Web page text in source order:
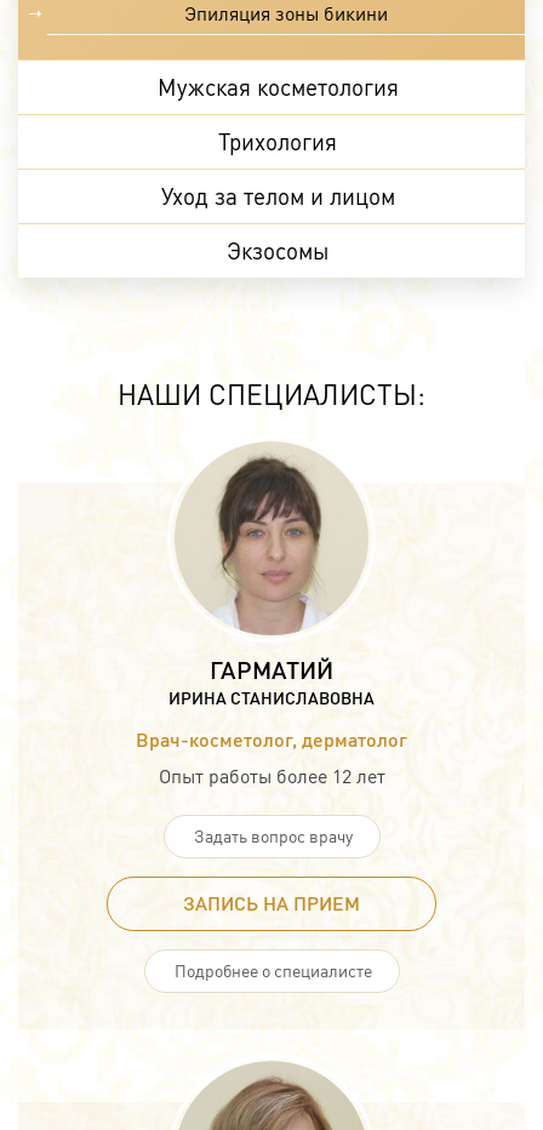
Эпиляция зоны бикини
Мужская косметология
Трихология
Уход за телом и лицом
Экзосомы
НАШИ СПЕЦИАЛИСТЫ:
ГАРМАТИЙ
ИРИНА СТАНИСЛАВОВНА
Врач-косметолог, дерматолог
Опыт работы более 12 лет
Задать вопрос врачу
ЗАПИСЬ НА ПРИЕМ
Подробнее о специалисте